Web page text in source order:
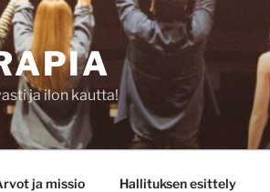
ja ilon kautta!
ja missio Hallituksen esittely